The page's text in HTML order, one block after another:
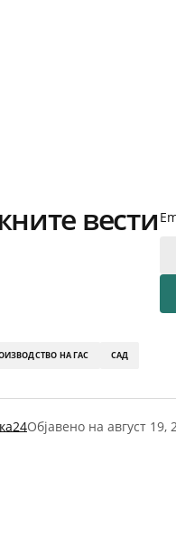
вести
НА ГАС САД
Објавено на август 19,